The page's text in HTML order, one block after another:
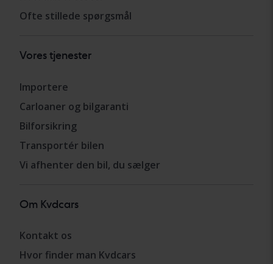
Ofte stillede spørgsmål
Vores tjenester
Importere
Carloaner og bilgaranti
Bilforsikring
Transportér bilen
Vi afhenter den bil, du sælger
Om Kvdcars
Kontakt os
Hvor finder man Kvdcars